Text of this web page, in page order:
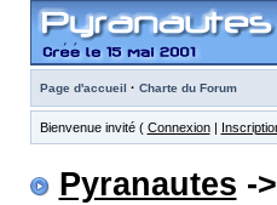
Page d'accueil · Charte du Forum
Bienvenue invité ( Connexion|
Pyranautes -